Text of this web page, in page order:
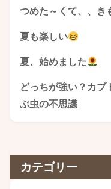
つめた～くて、、き
夏も楽しい
夏、始めました
どっちが強い？カブ
ぶ虫の不思議
カテゴリー